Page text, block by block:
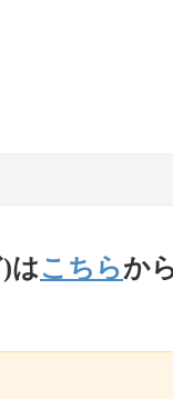
はこちらか